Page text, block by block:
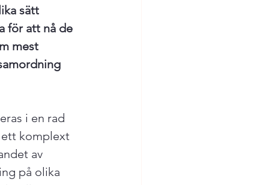
sätt
för att nå de
mest
i en rad
ett komplext
av
på olika